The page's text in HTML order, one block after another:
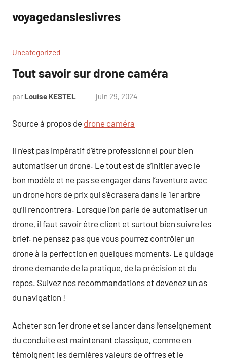
contenu
voyagedansleslivres
Uncategorized
Tout savoir sur drone caméra
par Louise KESTEL juin 29, 2024
Source à propos de drone caméra
Il n’est pas impératif d’être professionnel pour bien
automatiser un drone. Le tout est de s’initier avec le
bon modèle et ne pas se engager dans l’aventure avec
un drone hors de prix qui s’écrasera dans le 1er arbre
qu’il rencontrera. Lorsque l’on parle de automatiser un
drone, il faut savoir être client et surtout bien suivre les
brief. ne pensez pas que vous pourrez contrôler un
drone à la perfection en quelques moments. Le guidage
drone demande de la pratique, de la précision et du
repos. Suivez nos recommandations et devenez un as
du navigation !
Acheter son 1er drone et se lancer dans l’enseignement
du conduite est maintenant classique, comme en
témoignent les dernières valeurs de offres et le